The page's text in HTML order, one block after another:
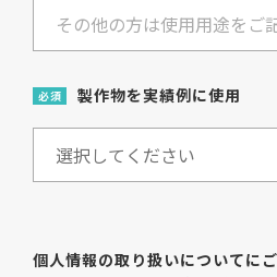
必須 製作物を実績例に使用
個人情報の取り扱いについてに